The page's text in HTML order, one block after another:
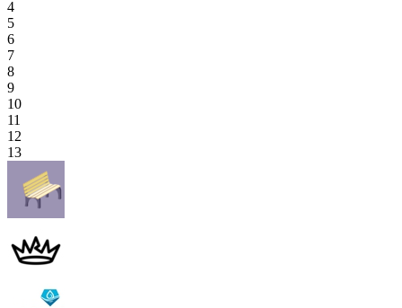
4
5
6
7
8
9
10
11
12
13